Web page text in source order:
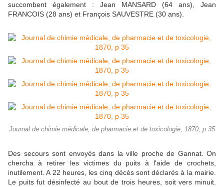
succombent également : Jean MANSARD (64 ans), Jean
FRANCOIS (28 ans) et François SAUVESTRE (30 ans).
Journal de chimie médicale, de pharmacie et de toxicologie, 1870, p 35
Des secours sont envoyés dans la ville proche de Gannat. On
chercha à retirer les victimes du puits à l'aide de crochets,
inutilement. A 22 heures, les cinq décès sont déclarés à la mairie.
Le puits fut désinfecté au bout de trois heures, soit vers minuit.